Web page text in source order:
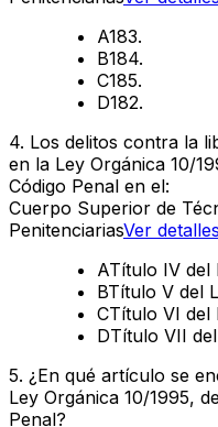
A183.
B184.
C185.
D182.
4. Los delitos contra la
en la Ley Orgánica 10/
Código Penal en el:
Cuerpo Superior de
PenitenciariasVer detalles
ATítulo IV del
BTítulo V del
CTítulo VI del
DTítulo VII
5. ¿En qué artículo se
Ley Orgánica 10/1995,
Penal?